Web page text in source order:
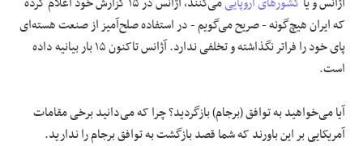
که ایران هیچ‌گونه - صریح می‌گویم - در استفاده صلح‌آمیز از صنعت هسته‌ای
پای خود را فراتر نگذاشته و تخلفی ندارد. آژانس تاکنون ۱۵ بار بیانیه داده
است.
آیا می‌خواهید به توافق (برجام) بازگردید؟ چرا که می‌دانید برخی مقامات
آمریکایی بر این باورند که شما قصد بازگشت به توافق برجام را ندارید.